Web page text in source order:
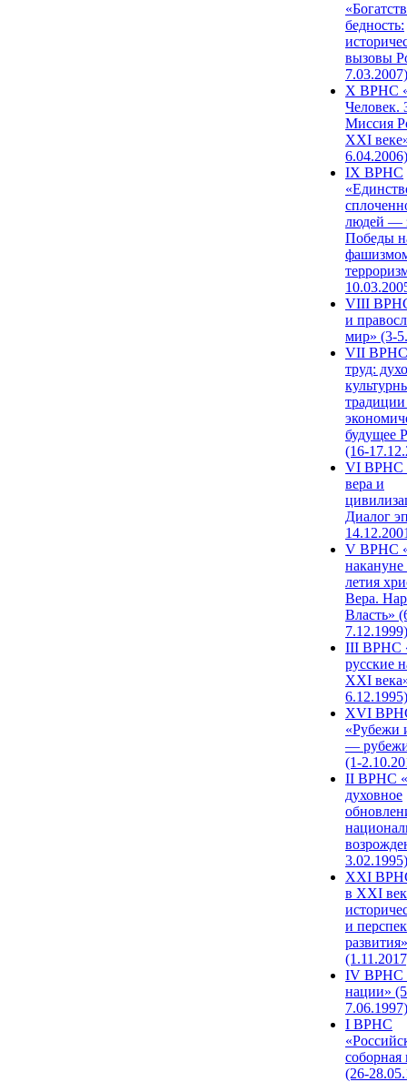
бедность:
вызовы
7.03.2007)
X ВРНС
Человек.
Миссия
XXI
6.04.2006)
IX ВРНС
людей —
Победы
VIII
и
мир» (3-
VII ВРНС
труд:
будущее
(16-
VI ВРНС
вера и
Диалог
V ВРНС
накануне
летия
Вера.
Власть»
7.12.1999)
III ВРНС
русские
XXI
6.12.1995)
XVI
«Рубежи
—
(1-
II ВРНС
духовное
3.02.1995)
XХI
в XXI
и
развития»
IV ВРНС
нации»
7.06.1997)
I ВРНС
(26-